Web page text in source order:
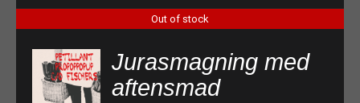
Out of stock
Jurasmagning med
aftensmad